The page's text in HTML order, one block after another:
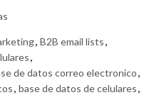
, B2B email lists,
,
de datos correo electronico,
, base de datos de celulares,